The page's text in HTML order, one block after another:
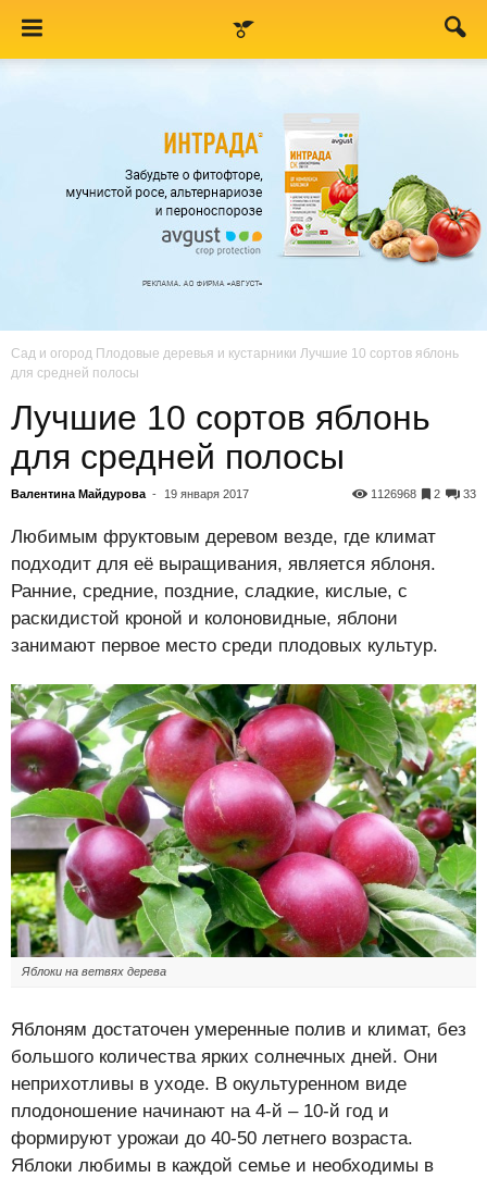
Сад и огород Плодовые деревья и кустарники Лучшие 10 сортов яблонь
для средней полосы
Лучшие 10 сортов яблонь
для средней полосы
Валентина Майдурова - 19 января 2017 33
2
1126968
Любимым фруктовым деревом везде, где климат
подходит для её выращивания, является яблоня.
Ранние, средние, поздние, сладкие, кислые, с
раскидистой кроной и колоновидные, яблони
занимают первое место среди плодовых культур.
Яблоки на ветвях дерева
Яблоням достаточен умеренные полив и климат, без
большого количества ярких солнечных дней. Они
неприхотливы в уходе. В окультуренном виде
плодоношение начинают на 4-й – 10-й год и
формируют урожаи до 40-50 летнего возраста.
Яблоки любимы в каждой семье и необходимы в